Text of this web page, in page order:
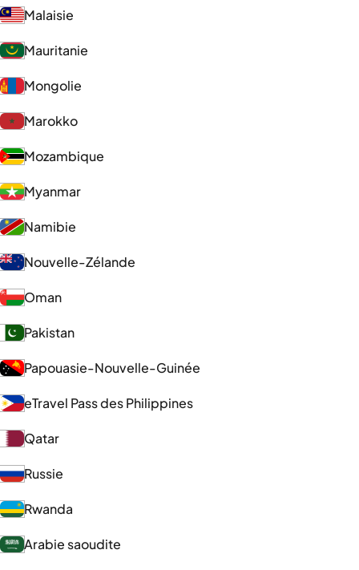
Malaisie
Mauritanie
Mongolie
Marokko
Mozambique
Myanmar
Namibie
Nouvelle-Zélande
Oman
Pakistan
Papouasie-Nouvelle-Guinée
eTravel Pass des Philippines
Qatar
Russie
Rwanda
Arabie saoudite